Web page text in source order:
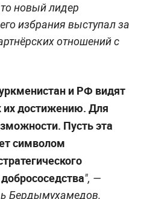
новый лидер
избрания выступал за
отношений с
и РФ видят
их достижению. Для
Пусть эта
символом
", —
Бердымухамедов.